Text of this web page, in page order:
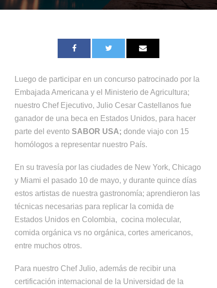
Luego de participar en un concurso patrocinado por la
Embajada Americana y el Ministerio de Agricultura;
nuestro Chef Ejecutivo, Julio Cesar Castellanos fue
ganador de una beca en Estados Unidos, para hacer
parte del evento SABOR USA; donde viajo con 15
homólogos a representar nuestro País.
En su travesía por las ciudades de New York, Chicago
y Miami el pasado 10 de mayo, y durante quince días
estos artistas de nuestra gastronomía; aprendieron las
técnicas necesarias para replicar la comida de
Estados Unidos en Colombia, cocina molecular,
comida orgánica vs no orgánica, cortes americanos,
entre muchos otros.
Para nuestro Chef Julio, además de recibir una
certificación internacional de la Universidad de la